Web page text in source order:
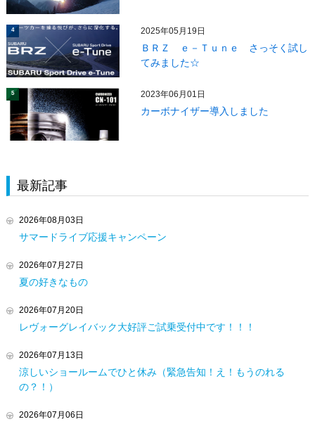
4 2025年05月19日
ＢＲＺ ｅ－Ｔｕｎｅ さっそく試し
てみました☆
5 2023年06月01日
カーボナイザー導入しました
最新記事
2026年08月03日
サマードライブ応援キャンペーン
2026年07月27日
夏の好きなもの
2026年07月20日
レヴォーグレイバック大好評ご試乗受付中です！！！
2026年07月13日
涼しいショールームでひと休み（緊急告知！え！もうのれる
の？！）
2026年07月06日